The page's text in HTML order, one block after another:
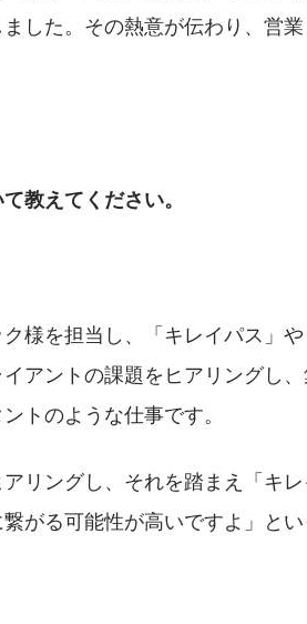
した。その熱意が伝わり、営
教えてください。
様を担当し、「キレイパス」
アントの課題をヒアリングし
トのような仕事です。
リングし、それを踏まえ「キ
がる可能性が高いですよ」と